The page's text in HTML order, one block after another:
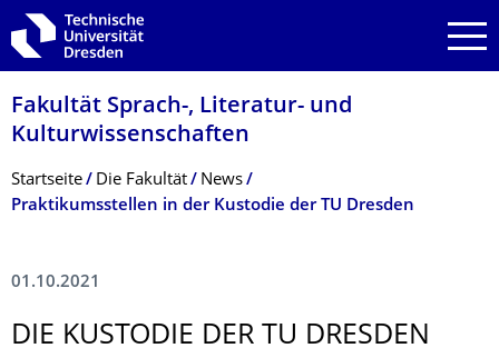
Zur Hauptnavigation springen
Zur Suche springen
Zum Inhalt springen
Fakultät Sprach-, Literatur- und
Kulturwissenschaf­ten
Breadcrumb-Menü
Startseite Die Fakultät
News
Praktikumsstellen in der Kustodie der TU Dresden
01.10.2021
DIE KUSTODIE DER TU DRESDEN